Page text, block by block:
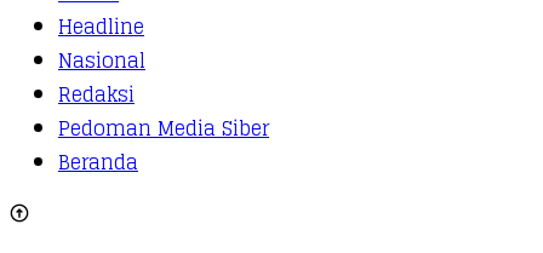
Headline
Nasional
Redaksi
Pedoman Media Siber
Beranda